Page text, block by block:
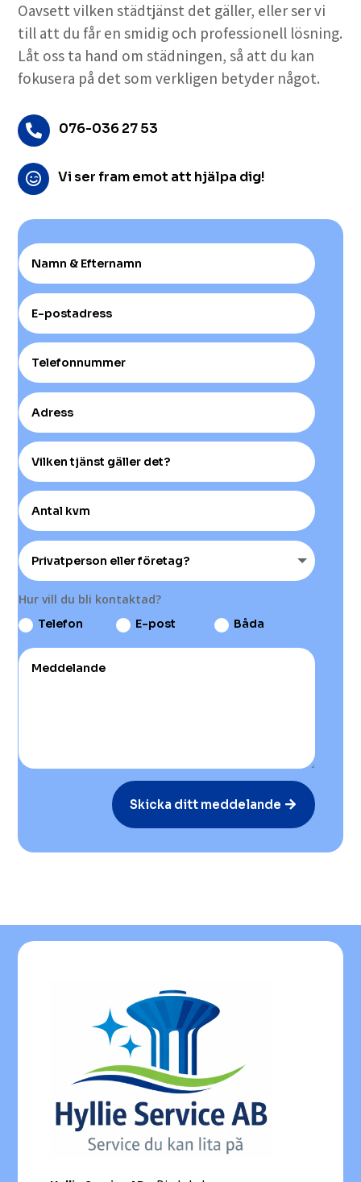
Oavsett vilken städtjänst det gäller, eller ser vi
till att du får en smidig och professionell lösning.
Låt oss ta hand om städningen, så att du kan
fokusera på det som verkligen betyder något.
 076-036 27 53
 Vi ser fram emot att hjälpa dig!
Hur vill du bli kontaktad?
Telefon E-post Båda
Skicka ditt meddelande